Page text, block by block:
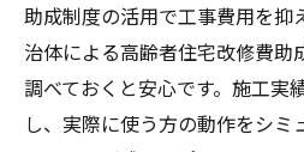
助成制度の活用で工事費用を抑
治体による高齢者住宅改修費助
調べておくと安心です。施工実
し、実際に使う方の動作をシミ